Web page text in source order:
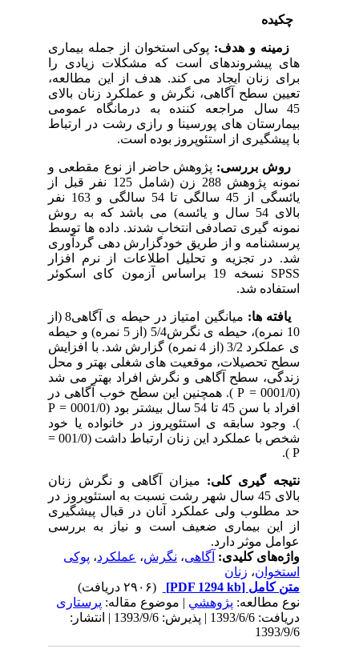
چکیده
زمینه و هدف:پوکی استخوان از جمله بیماری
های پیشرونده­ای است که مشکلات زیادی را
برای زنان ایجاد می کند. هدف از این مطالعه،
تعیین سطح آگاهی، نگرش و عملکرد زنان بالای
45 سال مراجعه کننده به درمانگاه عمومی
بیمارستان های پورسینا و رازی رشت در ارتباط
با پیشگیری از استئوپروز بوده است.
روش بررسی:پژوهش حاضر از نوع مقطعی و
نمونه پژوهش 288 زن (شامل 125 نفر قبل از
یائسگی از 45 سالگی تا 54 سالگی و 163 نفر
بالای 54 سال و یائسه) می باشد که به روش
نمونه گیری تصادفی انتخاب شدند. داده ها توسط
پرسشنامه و از طریق خودگزارش دهی گردآوری
شد. در تجزیه و تحلیل اطلاعات از نرم افزار
SPSS نسخه 19 براساس آزمون کای اسکوئر
استفاده شد.
یافته ها:
میانگین امتیاز در حیطه ی آگاهی8 (از
10 نمره)، حیطه ی نگرش5/4 (از 5 نمره) و حیطه
ی عملکرد 3/2 (از 4 نمره) گزارش شد. با افزایش
سطح تحصیلات، موقعیت های شغلی بهتر و محل
زندگی، سطح آگاهی و نگرش افراد بهتر می شد
(0001/0 = P ). همچنین این سطح خوب آگاهی در
افراد با سن 45 تا 54 سال بیشتر بود (0001/0 = P
). وجود سابقه ی استئوپروز در خانواده یا خود
شخص با عملکرد این زنان ارتباط داشت (001/0 =
نتیجه گیری کلی:میزان آگاهی و نگرش زنان
بالای 45 سال شهر رشت نسبت به استئوپروز در
حد مطلوب ولی عملکرد آنان در قبال پیشگیری
از این بیماری ضعیف است و نیاز به بررسی
عوامل موثر دارد.
واژه‌های کلیدی:آگاهی،نگرش،عملکرد ،پوکی
استخوان ،زنان
متن کامل[PDF 1294 kb]
نوع مطالعه:پژوهشي| موضوع مقاله:پرستاری
دریافت: 1393/6/6 | پذیرش: 1393/9/6 | انتشار:
1393/9/6